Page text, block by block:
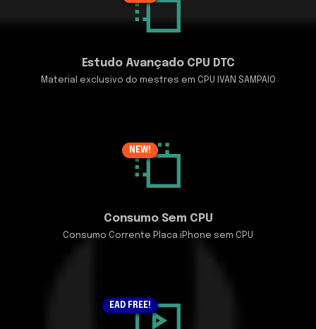
Estudo Avançado CPU DTC
Material exclusivo do mestres em CPU IVAN SAMPAIO
Consumo Sem CPU
Consumo Corrente Placa iPhone sem CPU
NEW!
EAD FREE!